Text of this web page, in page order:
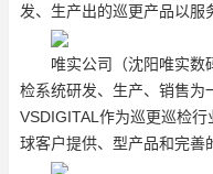
发、生产出的巡更产品以服
唯实公司（沈阳唯实数
检系统研发、生产、销售为
VSDIGITAL作为巡更巡检
球客户提供、型产品和完善